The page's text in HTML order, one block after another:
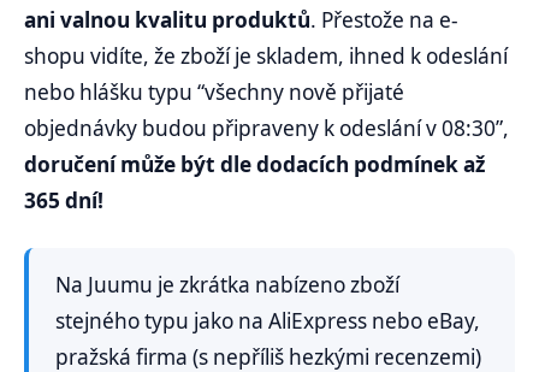
ani valnou kvalitu produktů. Přestože na e-
shopu vidíte, že zboží je skladem, ihned k odeslání
nebo hlášku typu “všechny nově přijaté
objednávky budou připraveny k odeslání v 08:30”,
doručení může být dle dodacích podmínek až
365 dní!
Na Juumu je zkrátka nabízeno zboží
stejného typu jako na AliExpress nebo eBay,
pražská firma (s nepříliš hezkými recenzemi)